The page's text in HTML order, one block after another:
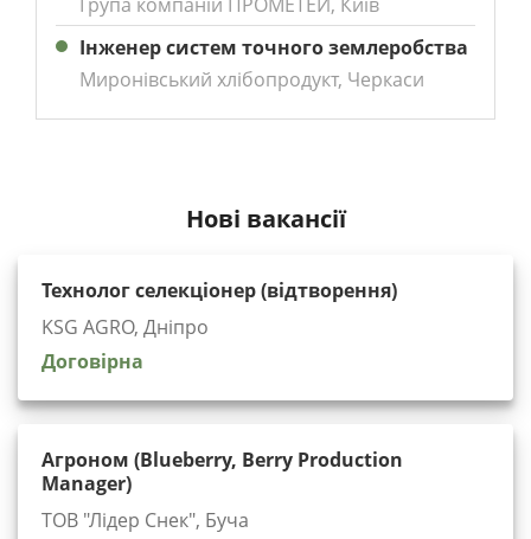
Інженер систем точного землеробства
Миронівський хлібопродукт, Черкаси
Нові вакансії
Технолог селекціонер (відтворення)
KSG AGRO, Дніпро
Договірна
Агроном (Blueberry, Berry Production
Manager)
ТОВ "Лідер Снек", Буча